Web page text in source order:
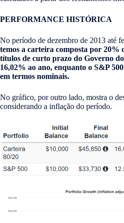
PERFORMANCE HISTÓRICA
No período de dezembro de 2013 até
temos a carteira composta por 20%
títulos de curto prazo do Governo
16,02% ao ano, enquanto o S&P
em termos nominais.
No gráfico, por outro lado, mostra o
considerando a inflação do período.